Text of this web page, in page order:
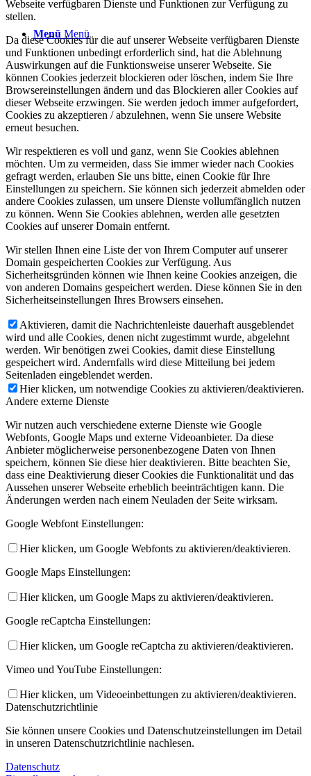
Menü Menü
Webseite verfügbaren Dienste und Funktionen zur Verfügung zu
stellen.
Da diese Cookies für die auf unserer Webseite verfügbaren Dienste
und Funktionen unbedingt erforderlich sind, hat die Ablehnung
Auswirkungen auf die Funktionsweise unserer Webseite. Sie
können Cookies jederzeit blockieren oder löschen, indem Sie Ihre
Browsereinstellungen ändern und das Blockieren aller Cookies auf
dieser Webseite erzwingen. Sie werden jedoch immer aufgefordert,
Cookies zu akzeptieren / abzulehnen, wenn Sie unsere Website
erneut besuchen.
Wir respektieren es voll und ganz, wenn Sie Cookies ablehnen
möchten. Um zu vermeiden, dass Sie immer wieder nach Cookies
gefragt werden, erlauben Sie uns bitte, einen Cookie für Ihre
Einstellungen zu speichern. Sie können sich jederzeit abmelden oder
andere Cookies zulassen, um unsere Dienste vollumfänglich nutzen
zu können. Wenn Sie Cookies ablehnen, werden alle gesetzten
Cookies auf unserer Domain entfernt.
Wir stellen Ihnen eine Liste der von Ihrem Computer auf unserer
Domain gespeicherten Cookies zur Verfügung. Aus
Sicherheitsgründen können wie Ihnen keine Cookies anzeigen, die
von anderen Domains gespeichert werden. Diese können Sie in den
Sicherheitseinstellungen Ihres Browsers einsehen.
Aktivieren, damit die Nachrichtenleiste dauerhaft ausgeblendet
wird und alle Cookies, denen nicht zugestimmt wurde, abgelehnt
werden. Wir benötigen zwei Cookies, damit diese Einstellung
gespeichert wird. Andernfalls wird diese Mitteilung bei jedem
Seitenladen eingeblendet werden.
Hier klicken, um notwendige Cookies zu aktivieren/deaktivieren.
Andere externe Dienste
Wir nutzen auch verschiedene externe Dienste wie Google
Webfonts, Google Maps und externe Videoanbieter. Da diese
Anbieter möglicherweise personenbezogene Daten von Ihnen
speichern, können Sie diese hier deaktivieren. Bitte beachten Sie,
dass eine Deaktivierung dieser Cookies die Funktionalität und das
Aussehen unserer Webseite erheblich beeinträchtigen kann. Die
Änderungen werden nach einem Neuladen der Seite wirksam.
Google Webfont Einstellungen:
Hier klicken, um Google Webfonts zu aktivieren/deaktivieren.
Google Maps Einstellungen:
Hier klicken, um Google Maps zu aktivieren/deaktivieren.
Google reCaptcha Einstellungen:
Hier klicken, um Google reCaptcha zu aktivieren/deaktivieren.
Vimeo und YouTube Einstellungen:
Hier klicken, um Videoeinbettungen zu aktivieren/deaktivieren.
Datenschutzrichtlinie
Sie können unsere Cookies und Datenschutzeinstellungen im Detail
in unseren Datenschutzrichtlinie nachlesen.
Datenschutz